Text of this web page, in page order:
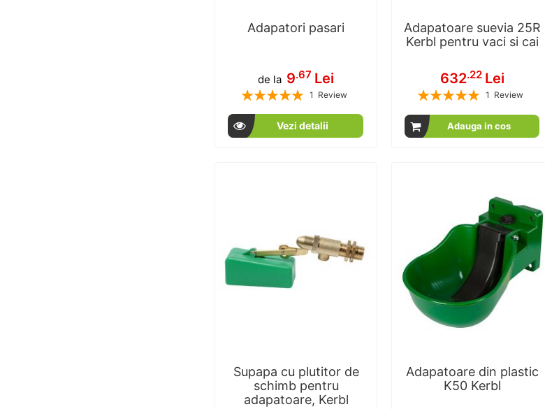
Adapatori pasari
de la 9.67 Lei
Rating:
1 Review
Vezi detalii
Adapatoare suevia 25R
Kerbl pentru vaci si cai
632.22 Lei
Rating:
1 Review
Adauga in cos
Supapa cu plutitor de
schimb pentru
adapatoare, Kerbl
Adapatoare din plastic
K50 Kerbl